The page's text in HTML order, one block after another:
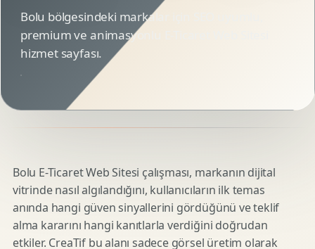
Bolu bölgesindeki markalar için SEO uyumlu,
premium ve animasyonlu E-Ticaret Web Sitesi
hizmet sayfası.
Bolu E-Ticaret Web Sitesi çalışması, markanın dijital
vitrinde nasıl algılandığını, kullanıcıların ilk temas
anında hangi güven sinyallerini gördüğünü ve teklif
alma kararını hangi kanıtlarla verdiğini doğrudan
etkiler. CreaTif bu alanı sadece görsel üretim olarak